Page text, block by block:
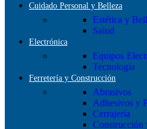
Cuidado Personal y Belleza
Estética y
Salud
Electrónica
Equipos
Tecnologia
Ferretería y Construcción
Abrasivos
Adhesivos y
Cerrajería
Construcción